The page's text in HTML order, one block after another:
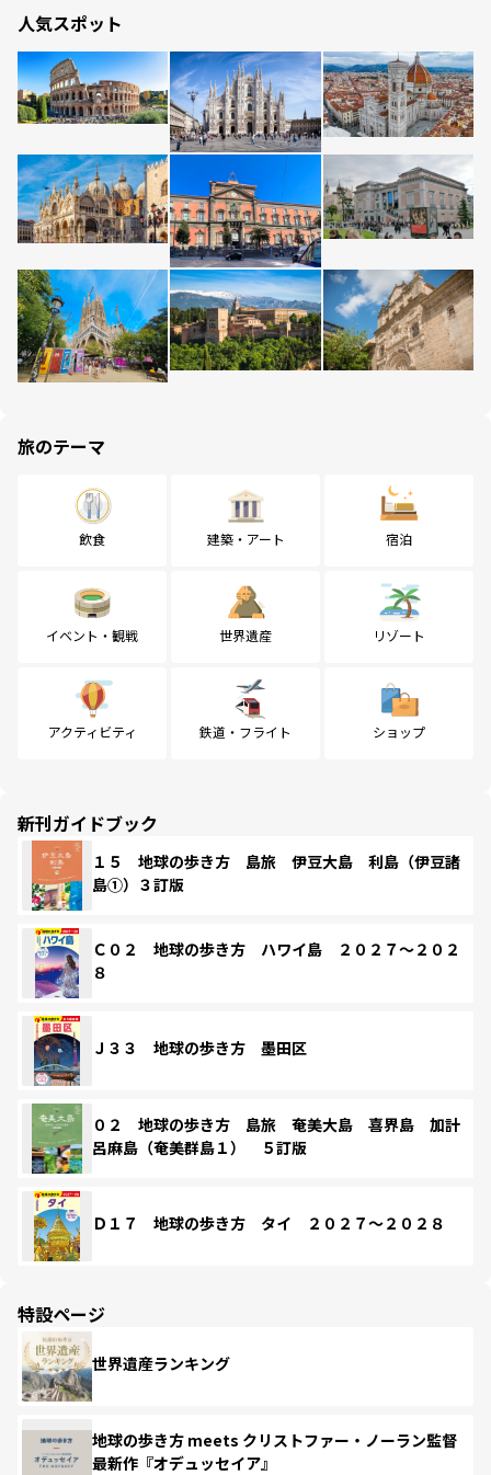
人気スポット
旅のテーマ
飲食 建築・アート 宿泊
イベント・観戦 世界遺産 リゾート
アクティビティ 鉄道・フライト ショップ
新刊ガイドブック
１５ 地球の歩き方 島旅 伊豆大島 利島（伊豆諸
島①）３訂版
Ｃ０２ 地球の歩き方 ハワイ島 ２０２７～２０２
８
Ｊ３３ 地球の歩き方 墨田区
０２ 地球の歩き方 島旅 奄美大島 喜界島 加計
呂麻島（奄美群島１） ５訂版
Ｄ１７ 地球の歩き方 タイ ２０２７～２０２８
特設ページ
世界遺産ランキング
地球の歩き方 meets クリストファー・ノーラン監督
最新作『オデュッセイア』